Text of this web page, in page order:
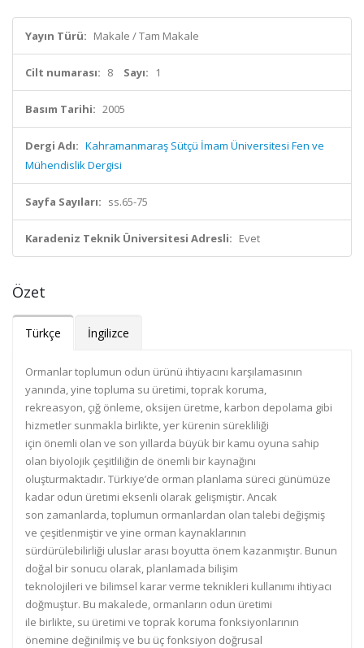
Yayın Türü: Makale / Tam Makale
Cilt numarası: 8 Sayı: 1
Basım Tarihi: 2005
Dergi Adı: Kahramanmaraş Sütçü İmam Üniversitesi Fen ve
Mühendislik Dergisi
Sayfa Sayıları: ss.65-75
Karadeniz Teknik Üniversitesi Adresli: Evet
Özet
Türkçe İngilizce
Ormanlar toplumun odun ürünü ihtiyacını karşılamasının
yanında, yine topluma su üretimi, toprak koruma,
rekreasyon, çığ önleme, oksijen üretme, karbon depolama gibi
hizmetler sunmakla birlikte, yer kürenin sürekliliği
için önemli olan ve son yıllarda büyük bir kamu oyuna sahip
olan biyolojik çeşitliliğin de önemli bir kaynağını
oluşturmaktadır. Türkiye’de orman planlama süreci günümüze
kadar odun üretimi eksenli olarak gelişmiştir. Ancak
son zamanlarda, toplumun ormanlardan olan talebi değişmiş
ve çeşitlenmiştir ve yine orman kaynaklarının
sürdürülebilirliği uluslar arası boyutta önem kazanmıştır. Bunun
doğal bir sonucu olarak, planlamada bilişim
teknolojileri ve bilimsel karar verme teknikleri kullanımı ihtiyacı
doğmuştur. Bu makalede, ormanların odun üretimi
ile birlikte, su üretimi ve toprak koruma fonksiyonlarının
önemine değinilmiş ve bu üç fonksiyon doğrusal